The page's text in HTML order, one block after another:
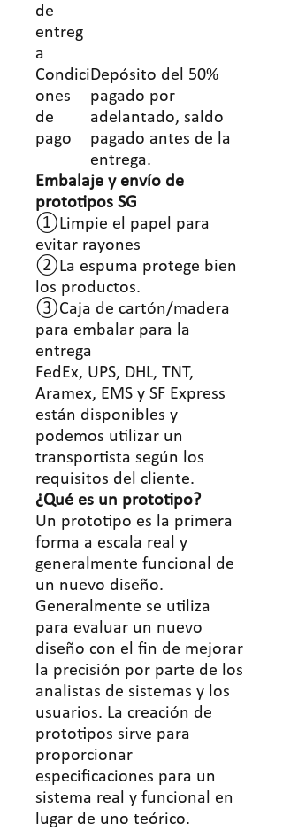
de
entreg
a
Condici
ones
de
pago
Depósito del 50%
pagado por
adelantado, saldo
pagado antes de la
entrega.
Embalaje y envío de
prototipos SG
①Limpie el papel para
evitar rayones
②La espuma protege bien
los productos.
③Caja de cartón/madera
para embalar para la
entrega
FedEx, UPS, DHL, TNT,
Aramex, EMS y SF Express
están disponibles y
podemos utilizar un
transportista según los
requisitos del cliente.
¿Qué es un prototipo?
Un prototipo es la primera
forma a escala real y
generalmente funcional de
un nuevo diseño.
Generalmente se utiliza
para evaluar un nuevo
diseño con el fin de mejorar
la precisión por parte de los
analistas de sistemas y los
usuarios. La creación de
prototipos sirve para
proporcionar
especificaciones para un
sistema real y funcional en
lugar de uno teórico.